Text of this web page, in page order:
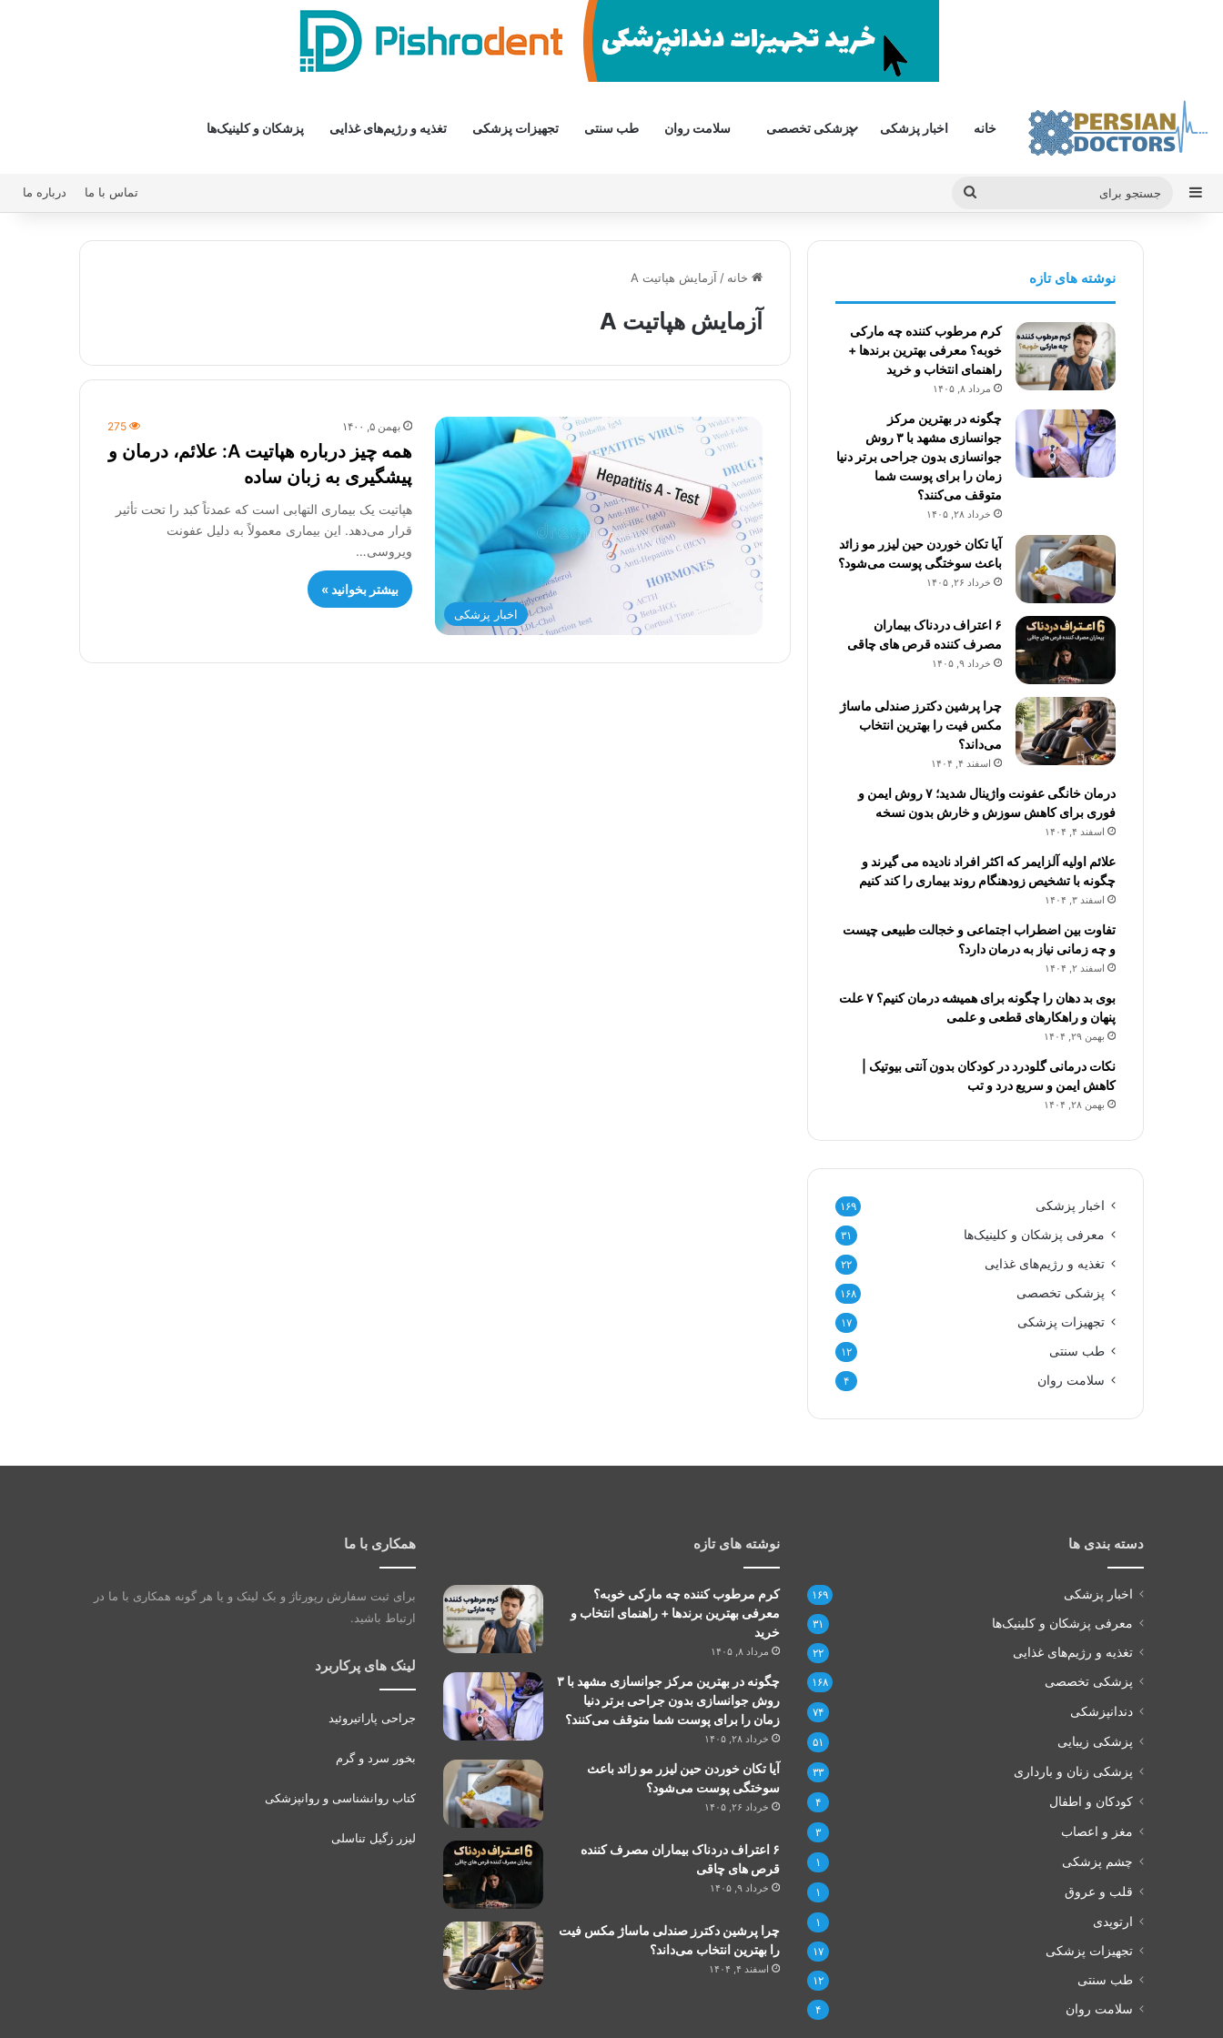
خانه اخبار پزشکی پزشکی تخصصی سلامت روان طب سنتی تجهیزات پزشکی تغذیه و رژیم‌های غذایی پزشکان و کلینیک‌ها
سایدبار تماس با ما درباره ما
خانه / آزمایش هپاتیت A
آزمایش هپاتیت A
اخبار پزشکی
بهمن ۵, ۱۴۰۰ 275
همه چیز درباره هپاتیت A: علائم، درمان و
پیشگیری به زبان ساده
هپاتیت یک بیماری التهابی است که عمدتاً کبد را تحت تأثیر
قرار می‌دهد. این بیماری معمولاً به دلیل عفونت
ویروسی…
بیشتر بخوانید »
نوشته های تازه
کرم مرطوب کننده چه مارکی
خوبه؟ معرفی بهترین برندها +
راهنمای انتخاب و خرید
مرداد ۸, ۱۴۰۵
چگونه در بهترین مرکز
جوانسازی مشهد با ۳ روش
جوانسازی بدون جراحی برتر دنیا
زمان را برای پوست شما
متوقف می‌کنند؟
خرداد ۲۸, ۱۴۰۵
آیا تکان خوردن حین لیزر مو زائد
باعث سوختگی پوست می‌شود؟
خرداد ۲۶, ۱۴۰۵
۶ اعتراف دردناک بیماران
مصرف کننده قرص های چاقی
خرداد ۹, ۱۴۰۵
چرا پرشین دکترز صندلی ماساژ
مکس فیت را بهترین انتخاب
می‌داند؟
اسفند ۴, ۱۴۰۴
درمان خانگی عفونت واژینال شدید؛ ۷ روش ایمن و
فوری برای کاهش سوزش و خارش بدون نسخه
اسفند ۴, ۱۴۰۴
علائم اولیه آلزایمر که اکثر افراد نادیده می گیرند و
چگونه با تشخیص زودهنگام روند بیماری را کند کنیم
اسفند ۳, ۱۴۰۴
تفاوت بین اضطراب اجتماعی و خجالت طبیعی چیست
و چه زمانی نیاز به درمان دارد؟
اسفند ۲, ۱۴۰۴
بوی بد دهان را چگونه برای همیشه درمان کنیم؟ ۷ علت
پنهان و راهکارهای قطعی و علمی
بهمن ۲۹, ۱۴۰۴
نکات درمانی گلودرد در کودکان بدون آنتی بیوتیک |
کاهش ایمن و سریع درد و تب
بهمن ۲۸, ۱۴۰۴
اخبار پزشکی ۱۶۹
معرفی پزشکان و کلینیک‌ها ۳۱
تغذیه و رژیم‌های غذایی ۲۲
پزشکی تخصصی ۱۶۸
تجهیزات پزشکی ۱۷
طب سنتی ۱۲
سلامت روان ۴
دسته بندی ها
اخبار پزشکی ۱۶۹
معرفی پزشکان و کلینیک‌ها ۳۱
تغذیه و رژیم‌های غذایی ۲۲
پزشکی تخصصی ۱۶۸
دندانپزشکی ۷۴
پزشکی زیبایی ۵۱
پزشکی زنان و بارداری ۳۳
کودکان و اطفال ۴
مغز و اعصاب ۳
چشم پزشکی ۱
قلب و عروق ۱
ارتوپدی ۱
تجهیزات پزشکی ۱۷
طب سنتی ۱۲
سلامت روان ۴
نوشته های تازه
کرم مرطوب کننده چه مارکی خوبه؟
معرفی بهترین برندها + راهنمای انتخاب و
خرید
مرداد ۸, ۱۴۰۵
چگونه در بهترین مرکز جوانسازی مشهد با ۳
روش جوانسازی بدون جراحی برتر دنیا
زمان را برای پوست شما متوقف می‌کنند؟
خرداد ۲۸, ۱۴۰۵
آیا تکان خوردن حین لیزر مو زائد باعث
سوختگی پوست می‌شود؟
خرداد ۲۶, ۱۴۰۵
۶ اعتراف دردناک بیماران مصرف کننده
قرص های چاقی
خرداد ۹, ۱۴۰۵
چرا پرشین دکترز صندلی ماساژ مکس فیت
را بهترین انتخاب می‌داند؟
اسفند ۴, ۱۴۰۴
همکاری با ما
برای ثبت سفارش رپورتاژ و بک لینک و یا هر گونه همکاری با ما در
ارتباط باشید.
لینک های پرکاربرد
جراحی پاراتیروئید
بخور سرد و گرم
کتاب روانشناسی و روانپزشکی
لیزر زگیل تناسلی